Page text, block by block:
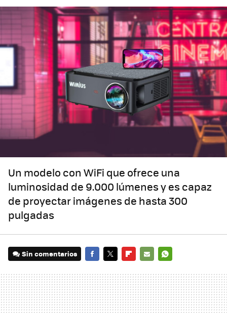
Un modelo con WiFi que ofrece una
luminosidad de 9.000 lúmenes y es capaz
de proyectar imágenes de hasta 300
pulgadas
Sin comentarios
MAIL